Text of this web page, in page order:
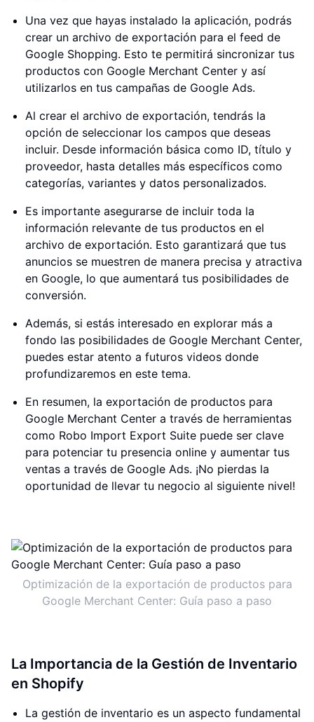
Una vez que hayas instalado la aplicación, podrás
crear un archivo de exportación para el feed de
Google Shopping. Esto te permitirá sincronizar tus
productos con Google Merchant Center y así
utilizarlos en tus campañas de Google Ads.
Al crear el archivo de exportación, tendrás la
opción de seleccionar los campos que deseas
incluir. Desde información básica como ID, título y
proveedor, hasta detalles más específicos como
categorías, variantes y datos personalizados.
Es importante asegurarse de incluir toda la
información relevante de tus productos en el
archivo de exportación. Esto garantizará que tus
anuncios se muestren de manera precisa y atractiva
en Google, lo que aumentará tus posibilidades de
conversión.
Además, si estás interesado en explorar más a
fondo las posibilidades de Google Merchant Center,
puedes estar atento a futuros videos donde
profundizaremos en este tema.
En resumen, la exportación de productos para
Google Merchant Center a través de herramientas
como Robo Import Export Suite puede ser clave
para potenciar tu presencia online y aumentar tus
ventas a través de Google Ads. ¡No pierdas la
oportunidad de llevar tu negocio al siguiente nivel!
Optimización de la exportación de productos para
Google Merchant Center: Guía paso a paso
La Importancia de la Gestión de Inventario
en Shopify
La gestión de inventario es un aspecto fundamental